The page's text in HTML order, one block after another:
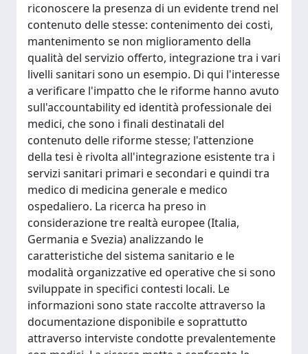
riconoscere la presenza di un evidente trend nel
contenuto delle stesse: contenimento dei costi,
mantenimento se non miglioramento della
qualità del servizio offerto, integrazione tra i vari
livelli sanitari sono un esempio. Di qui l'interesse
a verificare l'impatto che le riforme hanno avuto
sull'accountability ed identità professionale dei
medici, che sono i finali destinatali del
contenuto delle riforme stesse; l'attenzione
della tesi è rivolta all'integrazione esistente tra i
servizi sanitari primari e secondari e quindi tra
medico di medicina generale e medico
ospedaliero. La ricerca ha preso in
considerazione tre realtà europee (Italia,
Germania e Svezia) analizzando le
caratteristiche del sistema sanitario e le
modalità organizzative ed operative che si sono
sviluppate in specifici contesti locali. Le
informazioni sono state raccolte attraverso la
documentazione disponibile e soprattutto
attraverso interviste condotte prevalentemente